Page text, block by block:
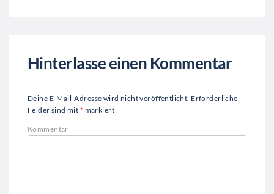
Hinterlasse einen Kommentar
Deine E-Mail-Adresse wird nicht veröffentlicht. Erforderliche
Felder sind mit * markiert
Kommentar